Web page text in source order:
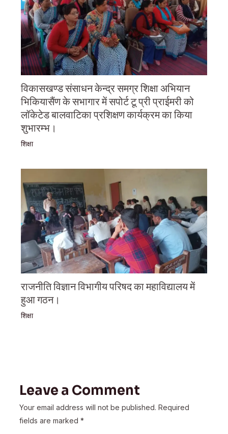
विकासखण्ड संसाधन केन्द्र समग्र शिक्षा अभियान
भिकियासैंण के सभागार में सपोर्ट टू प्री प्राईमरी को
लॉकेटेड बालवाटिका प्रशिक्षण कार्यक्रम का किया
शुभारम्भ।
शिक्षा
राजनीति विज्ञान विभागीय परिषद का महाविद्यालय में
हुआ गठन।
शिक्षा
Leave a Comment
Your email address will not be published. Required
fields are marked *